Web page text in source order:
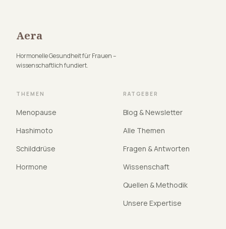
Aera
Hormonelle Gesundheit für Frauen –
wissenschaftlich fundiert.
THEMEN
Menopause
Hashimoto
Schilddrüse
Hormone
RATGEBER
Blog & Newsletter
Alle Themen
Fragen & Antworten
Wissenschaft
Quellen & Methodik
Unsere Expertise